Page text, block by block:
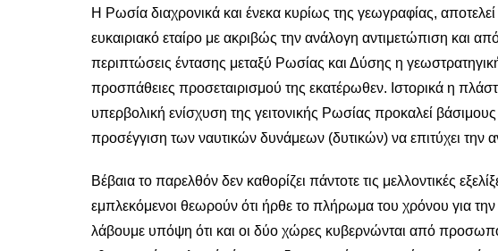
Η Ρωσία διαχρονικά και ένεκα κυρίως της γεωγραφίας,
ευκαιριακό εταίρο με ακριβώς την ανάλογη αντιμετώπιση και
περιπτώσεις έντασης μεταξύ Ρωσίας και Δύσης η
προσπάθειες προσεταιρισμού της εκατέρωθεν. Ιστορικά η
υπερβολική ενίσχυση της γειτονικής Ρωσίας προκαλεί
προσέγγιση των ναυτικών δυνάμεων (δυτικών) να επιτύχει την
Βέβαια το παρελθόν δεν καθορίζει πάντοτε τις μελλοντικές
εμπλεκόμενοι θεωρούν ότι ήρθε το πλήρωμα του χρόνου για
λάβουμε υπόψη ότι και οι δύο χώρες κυβερνώνται από